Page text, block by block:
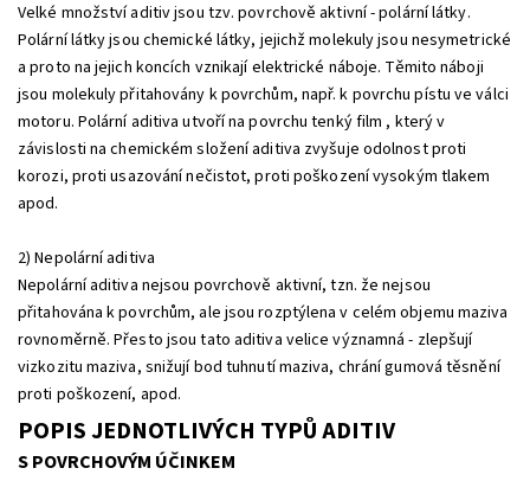
Velké množství aditiv jsou tzv. povrchově aktivní - polární látky.
Polární látky jsou chemické látky, jejichž molekuly jsou nesymetrické
a proto na jejich koncích vznikají elektrické náboje. Těmito náboji
jsou molekuly přitahovány k povrchům, např. k povrchu pístu ve válci
motoru. Polární aditiva utvoří na povrchu tenký film , který v
závislosti na chemickém složení aditiva zvyšuje odolnost proti
korozi, proti usazování nečistot, proti poškození vysokým tlakem
apod.
2) Nepolární aditiva
Nepolární aditiva nejsou povrchově aktivní, tzn. že nejsou
přitahována k povrchům, ale jsou rozptýlena v celém objemu maziva
rovnoměrně. Přesto jsou tato aditiva velice významná - zlepšují
vizkozitu maziva, snižují bod tuhnutí maziva, chrání gumová těsnění
proti poškození, apod.
POPIS JEDNOTLIVÝCH TYPŮ ADITIV
S POVRCHOVÝM ÚČINKEM